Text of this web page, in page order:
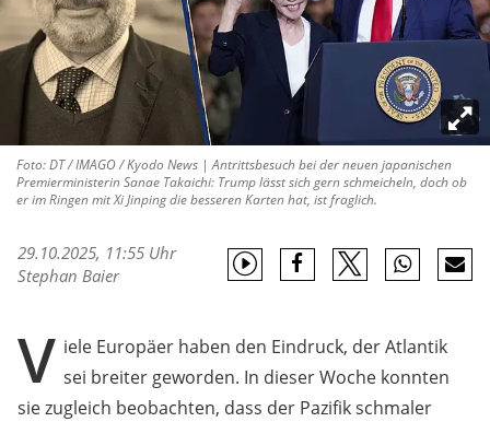
Foto: DT / IMAGO / Kyodo News | Antrittsbesuch bei der neuen japanischen
Premierministerin Sanae Takaichi: Trump lässt sich gern schmeicheln, doch ob
er im Ringen mit Xi Jinping die besseren Karten hat, ist fraglich.
29.10.2025, 11:55 Uhr
Stephan Baier
V iele Europäer haben den Eindruck, der Atlantik
sei breiter geworden. In dieser Woche konnten
sie zugleich beobachten, dass der Pazifik schmaler